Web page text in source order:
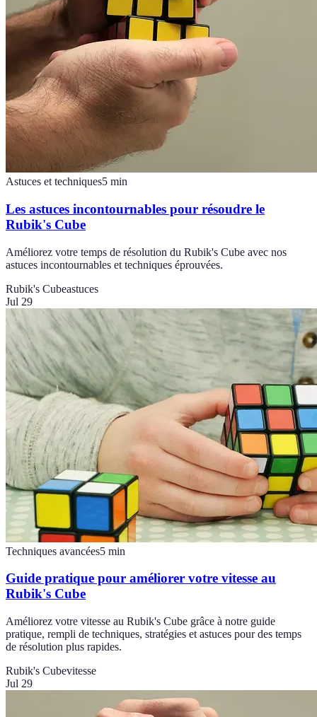
Astuces et techniques5 min
Les astuces incontournables pour résoudre le
Rubik's Cube
Améliorez votre temps de résolution du Rubik's Cube avec nos
astuces incontournables et techniques éprouvées.
Rubik's Cubeastuces
Jul 29
Techniques avancées5 min
Guide pratique pour améliorer votre vitesse au
Rubik's Cube
Améliorez votre vitesse au Rubik's Cube grâce à notre guide
pratique, rempli de techniques, stratégies et astuces pour des temps
de résolution plus rapides.
Rubik's Cubevitesse
Jul 29